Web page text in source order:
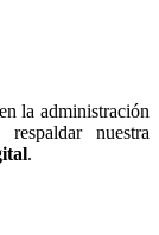
la administración
nuestra
.